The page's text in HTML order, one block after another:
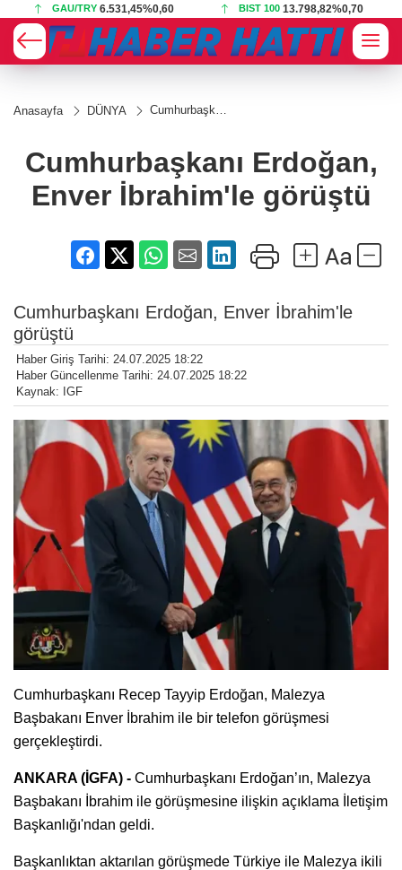
GAU/TRY 6.531,45%0,60 BIST 100 13.798,82%0,70
Anasayfa DÜNYA
Cumhurbaşkanı
görüştü
Cumhurbaşkanı Erdoğan,
Enver İbrahim'le görüştü
Cumhurbaşkanı Erdoğan, Enver İbrahim'le
görüştü
Haber Giriş Tarihi: 24.07.2025 18:22
Haber Güncellenme Tarihi: 24.07.2025 18:22
Kaynak: IGF
Cumhurbaşkanı Recep Tayyip Erdoğan, Malezya
Başbakanı Enver İbrahim ile bir telefon görüşmesi
gerçekleştirdi.
ANKARA (İGFA) - Cumhurbaşkanı Erdoğan’ın, Malezya
Başbakanı İbrahim ile görüşmesine ilişkin açıklama İletişim
Başkanlığı'ndan geldi.
Başkanlıktan aktarılan görüşmede Türkiye ile Malezya ikili